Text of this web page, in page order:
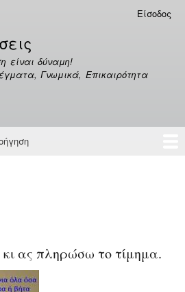
περιεχόμενο
Είσοδος
είναι δύναμη!
Γνωμικά, Επικαιρότητα
ας πληρώσω το τίμημα.